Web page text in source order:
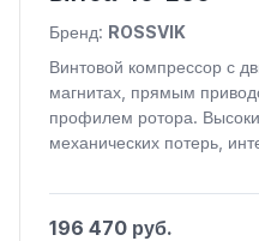
Бренд: ROSSVIK
Винтовой компрессор с
магнитах, прямым
профилем ротора.
механических потерь,
196 470 руб.